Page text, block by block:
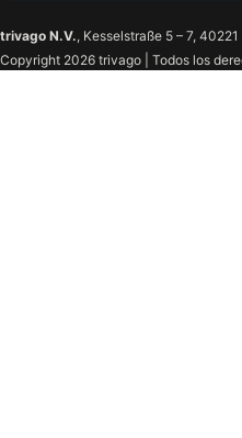
trivago N.V., Kesselstraße 5 – 7,
Copyright 2026 trivago | Todos los